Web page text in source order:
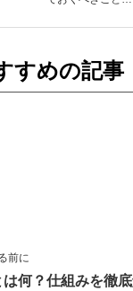
すめの記事
前に
何？仕組みを徹